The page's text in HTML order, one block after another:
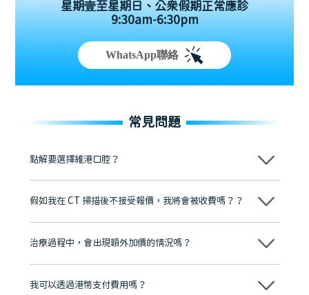
星期壹至星期日、公眾假期正常應診
9:30am-6:30pm
WhatsApp聯絡
常見問題
點解要選擇維港口腔？
維港口腔踐行「醫道濟世」的大學校訓，各分院匯聚來自香港、內地的
牌」、「2025香港企業領袖品牌」，是諾貝爾種植系統全球放心植牙中
至今已服務超過三十個國家和地區的顧客，受到粵港澳大灣區及周邊城
市市民極高的口碑評價及信任推薦 珠海、深圳設有八大分院，香港亦設
有咨詢及服務保障中心，有任何問題都可以隨時預約免費咨詢，讓人十
假如我在 CT 掃描後不接受報價，我將會被收費嗎？？
不會！只要未開始實際服務之前，你不會被收取任何費用。
治療過程中，會出現額外加價的情況嗎？
不會，治療前我們會詳細說明治療方案及對應的價錢，顧客同意並簽字
我可以透過港幣支付費用嗎？